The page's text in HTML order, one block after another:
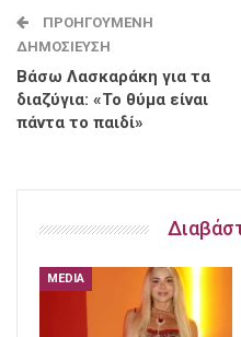
ΠΡΟΗΓΟΎΜΕΝΗ
ΔΗΜΟΣΊΕΥΣΗ
Βάσω Λασκαράκη για τα
διαζύγια: «Το θύμα είναι
πάντα το παιδί»
MEDIA